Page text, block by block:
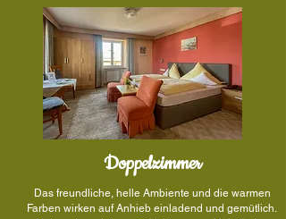
Doppelzimmer
Das freundliche, helle Ambiente und die warmen
Farben wirken auf Anhieb einladend und gemütlich.